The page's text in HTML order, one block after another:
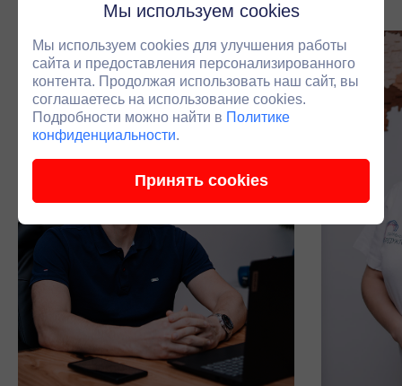
Мы используем cookies
Мы используем cookies для улучшения работы
сайта и предоставления персонализированного
контента. Продолжая использовать наш сайт, вы
соглашаетесь на использование cookies.
Подробности можно найти в Политике
конфиденциальности.
Принять cookies